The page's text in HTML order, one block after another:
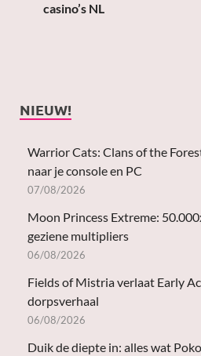
casino’s NL
NIEUW!
Warrior Cats: Clans of the
naar je console en PC
07/08/2026
Moon Princess Extreme:
geziene multipliers
06/08/2026
Fields of Mistria verlaat Early
dorpsverhaal
06/08/2026
Duik de diepte in: alles wat